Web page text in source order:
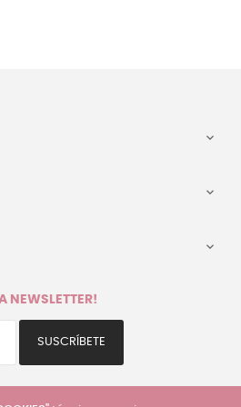



NEWSLETTER!
SUSCRÍBETE